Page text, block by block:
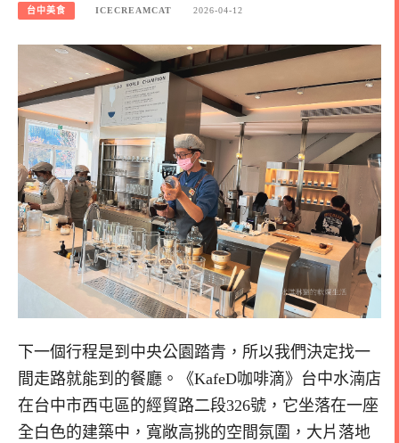
台中美食 ICECREAMCAT 2026-04-12
下一個行程是到中央公園踏青，所以我們決定找一
間走路就能到的餐廳。《KafeD咖啡滴》台中水湳店
在台中市西屯區的經貿路二段326號，它坐落在一座
全白色的建築中，寬敞高挑的空間氛圍，大片落地